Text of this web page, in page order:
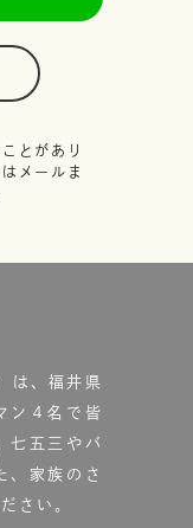
とがあり
メールま
は、福井県
ン４名で皆
七五三やバ
、家族のさ
さい。